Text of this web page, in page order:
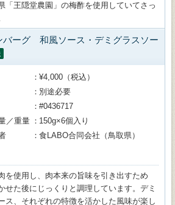
「王隠堂農園」の梅酢を使用していてさっ
バーグ 和風ソース・デミグラスソー
¥4,000（税込）
別途必要
#0436717
／重量
150g×6個入り
食LABO合同会社（鳥取県）
を使用し、肉本来の旨味を引き出すため
せた後にじっくりと調理しています。デミ
ス、それぞれの特徴を活かした風味が楽し